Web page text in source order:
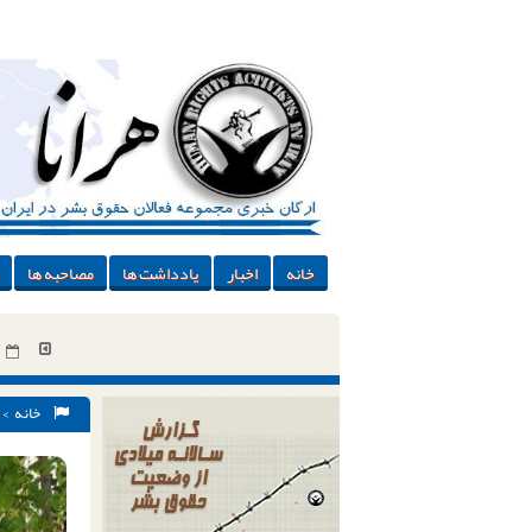
خانه اخبار یادداشت ها مصاحبه ها
خانه >